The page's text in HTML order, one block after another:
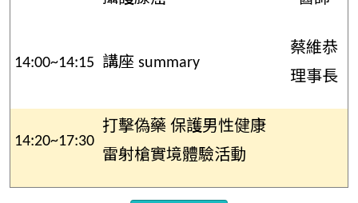
14:00~14:15 講座 summary
蔡維恭
理事長
14:20~17:30
打擊偽藥 保護男性健康
雷射槍實境體驗活動